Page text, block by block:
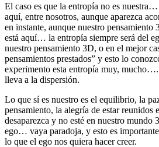
El caso es que la entropía no es nuestra…
aquí, entre nosotros, aunque aparezca
en instante, aunque nuestro pensamiento
está aquí… la entropía siempre será del
nuestro pensamiento 3D, o en el mejor
pensamientos prestados” y esto lo
experimento esta entropía muy,
lleva a la dispersión.
Lo que sí es nuestro es el equilibrio, la
pensamiento, la alegría de estar reunidos
desaparezca y no esté en nuestro mundo
ego… vaya paradoja, y esto es
lo que el ego nos quiera hacer creer.